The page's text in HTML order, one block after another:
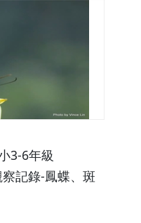
3-6年級
記錄-鳳蝶、斑